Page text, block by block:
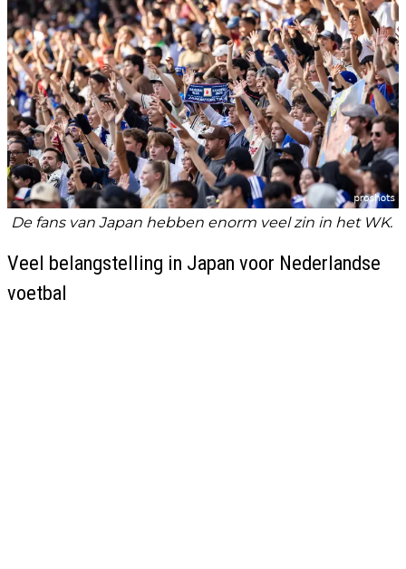
De fans van Japan hebben enorm veel zin in het WK.
Veel belangstelling in Japan voor Nederlandse
voetbal